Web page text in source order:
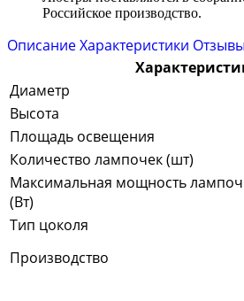
Российское производство.
ОписаниеХарактеристики
Диаметр
Высота
Площадь освещения
Количество лампочек (шт)
Максимальная мощность
(Вт)
Тип цоколя
Производство